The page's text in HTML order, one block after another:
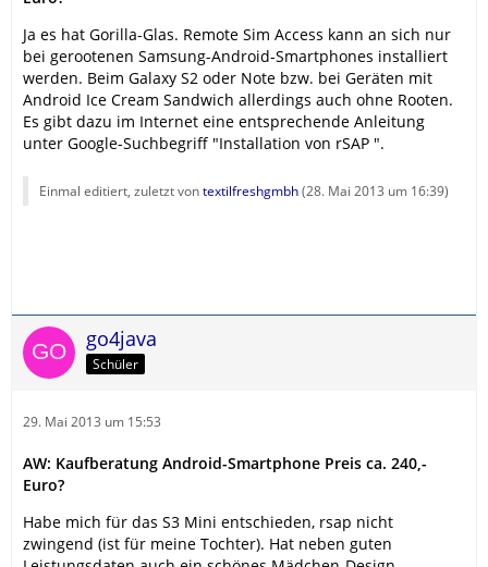
Ja es hat Gorilla-Glas. Remote Sim Access kann an sich nur
bei gerootenen Samsung-Android-Smartphones installiert
werden. Beim Galaxy S2 oder Note bzw. bei Geräten mit
Android Ice Cream Sandwich allerdings auch ohne Rooten.
Es gibt dazu im Internet eine entsprechende Anleitung
unter Google-Suchbegriff "Installation von rSAP ".
Einmal editiert, zuletzt vontextilfreshgmbh(28. Mai 2013 um 16:39)
go4java
Schüler
29. Mai 2013 um 15:53
AW: Kaufberatung Android-Smartphone Preis ca. 240,-
Euro?
Habe mich für das S3 Mini entschieden, rsap nicht
zwingend (ist für meine Tochter). Hat neben guten